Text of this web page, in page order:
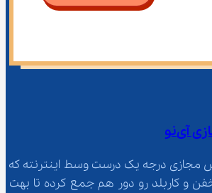
آی‌نو
مجازی درجه یک درست وسط اینترنته که
معلم‌‌های خفن و کاربلد رو دور هم جمع کرده تا بهت